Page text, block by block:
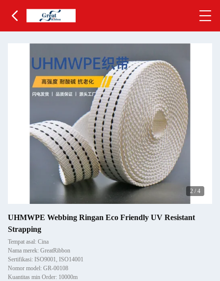
2 / 4
UHMWPE Webbing Ringan Eco Friendly UV Resistant
Strapping
Tempat asal: Cina
Nama merek: GreatRibbon
Sertifikasi: ISO9001, ISO14001
Nomor model: GR-00108
Kuantitas min Order: 10000m